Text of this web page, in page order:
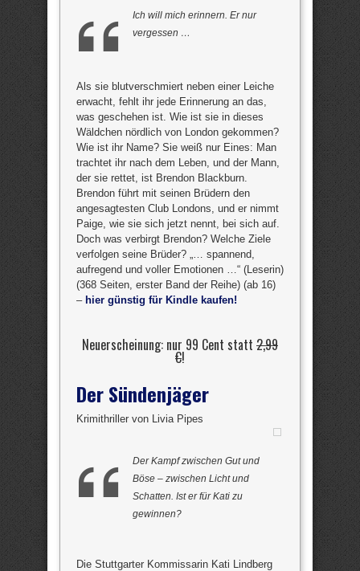
Ich will mich erinnern. Er nur
vergessen …
Als sie blutverschmiert neben einer Leiche
erwacht, fehlt ihr jede Erinnerung an das,
was geschehen ist. Wie ist sie in dieses
Wäldchen nördlich von London gekommen?
Wie ist ihr Name? Sie weiß nur Eines: Man
trachtet ihr nach dem Leben, und der Mann,
der sie rettet, ist Brendon Blackburn.
Brendon führt mit seinen Brüdern den
angesagtesten Club Londons, und er nimmt
Paige, wie sie sich jetzt nennt, bei sich auf.
Doch was verbirgt Brendon? Welche Ziele
verfolgen seine Brüder? „… spannend,
aufregend und voller Emotionen …“ (Leserin)
(368 Seiten, erster Band der Reihe) (ab 16)
– hier günstig für Kindle kaufen!
Neuerscheinung: nur 99 Cent statt 2,99
€!
Der Sündenjäger
Krimithriller von Livia Pipes
Der Kampf zwischen Gut und
Böse – zwischen Licht und
Schatten. Ist er für Kati zu
gewinnen?
Die Stuttgarter Kommissarin Kati Lindberg